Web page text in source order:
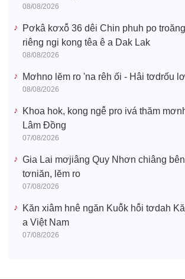
08/08/2026
Pơkâ kơxô̆ 36 dêi Chin phuh po
riêng ngi kong têa ê a Dak Lak
08/08/2026
Mơhno lĕm ro 'na rêh ối - Hâi tơdrốu
08/08/2026
Khoa hok, kong ngê̆ pro ivá thăm
Lâm Đồng
07/08/2026
Gia Lai mơjiâng Quy Nhơn chiâng
tơniăn, lĕm ro
07/08/2026
Kăn xiâm hnê ngăn Kuô̆k hô̆i tơdah
a Việt Nam
07/08/2026